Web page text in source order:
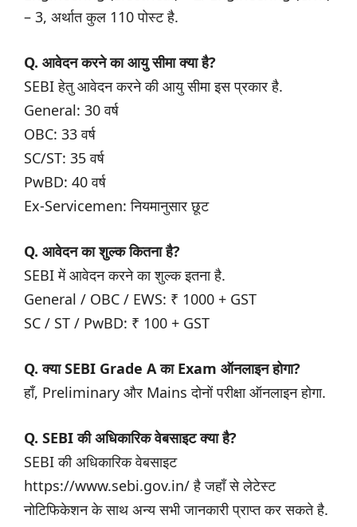
– 3, अर्थात कुल 110 पोस्ट है.
Q. आवेदन करने का आयु सीमा क्या है?
SEBI हेतु आवेदन करने की आयु सीमा इस प्रकार है.
General: 30 वर्ष
OBC: 33 वर्ष
SC/ST: 35 वर्ष
PwBD: 40 वर्ष
Ex-Servicemen: नियमानुसार छूट
Q. आवेदन का शुल्क कितना है?
SEBI में आवेदन करने का शुल्क इतना है.
General / OBC / EWS: ₹ 1000 + GST
SC / ST / PwBD: ₹ 100 + GST
Q. क्या SEBI Grade A का Exam ऑनलाइन होगा?
हाँ, Preliminary और Mains दोनों परीक्षा ऑनलाइन होगा.
Q. SEBI की अधिकारिक वेबसाइट क्या है?
SEBI की अधिकारिक वेबसाइट
https://www.sebi.gov.in/ है जहाँ से लेटेस्ट
नोटिफिकेशन के साथ अन्य सभी जानकारी प्राप्त कर सकते है.